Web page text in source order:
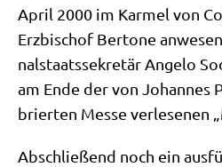
April 2000 im Kar­mel von
Erz­bi­schof Ber­to­ne
nal­staats­se­kre­tär Ange­lo
am Ende der von Johan­nes
brier­ten Mes­se ver­le­se­nen
Abschlie­ßend noch ein